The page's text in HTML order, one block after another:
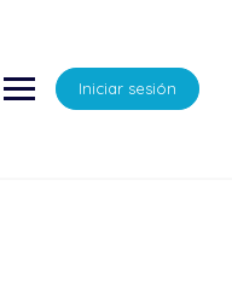
Iniciar sesión